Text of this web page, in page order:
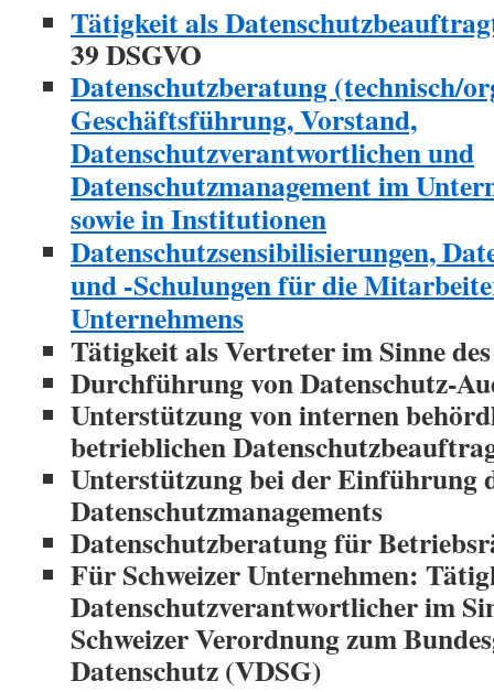
Tätigkeit als
39 DSGVO
Datenschutzberatung (technisch/
Geschäftsführung, Vorstand,
Datenschutzverantwortlichen und
Datenschutzmanagement im
sowie in Institutionen
Datenschutzsensibilisierungen,
und -Schulungen für die
Unternehmens
Tätigkeit als Vertreter im Sinne
Durchführung von Datenschutz-
Unterstützung von internen
betrieblichen
Unterstützung bei der Einführung
Datenschutzmanagements
Datenschutzberatung für
Für Schweizer Unternehmen:
Datenschutzverantwortlicher im
Schweizer Verordnung zum
Datenschutz (VDSG)